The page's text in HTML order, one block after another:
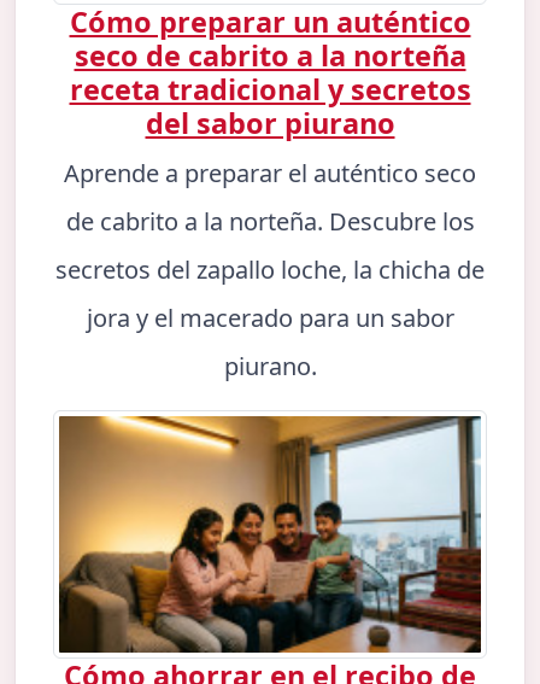
Cómo preparar un auténtico
seco de cabrito a la norteña
receta tradicional y secretos
del sabor piurano
Aprende a preparar el auténtico seco
de cabrito a la norteña. Descubre los
secretos del zapallo loche, la chicha de
jora y el macerado para un sabor
piurano.
Cómo ahorrar en el recibo de